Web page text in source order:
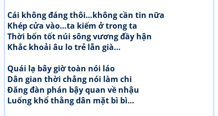
Cái không đáng thôi…không cần tin nữa
Khép cửa vào…ta kiếm ở trong ta
Thời bốn tốt núi sông vương đầy hận
Khắc khoải âu lo trẻ lẫn già…
Quái lạ bây giờ toàn nói láo
Dân gian thời chẳng nói làm chi
Đăng đàn phán bậy quan về nhậu
Luống khổ thằng dân mặt bì bì…